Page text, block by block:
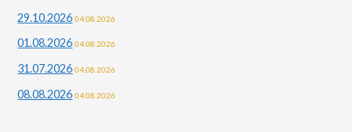
29.10.2026 04.08.2026
01.08.2026 04.08.2026
31.07.2026 04.08.2026
08.08.2026 04.08.2026